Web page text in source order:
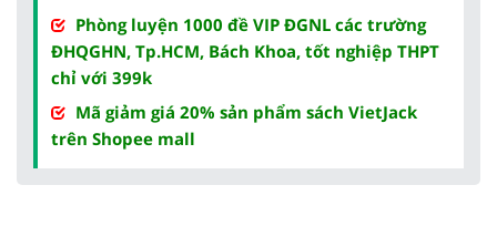
Phòng luyện 1000 đề VIP ĐGNL các trường
ĐHQGHN, Tp.HCM, Bách Khoa, tốt nghiệp THPT
chỉ với 399k
Mã giảm giá 20% sản phẩm sách VietJack
trên Shopee mall